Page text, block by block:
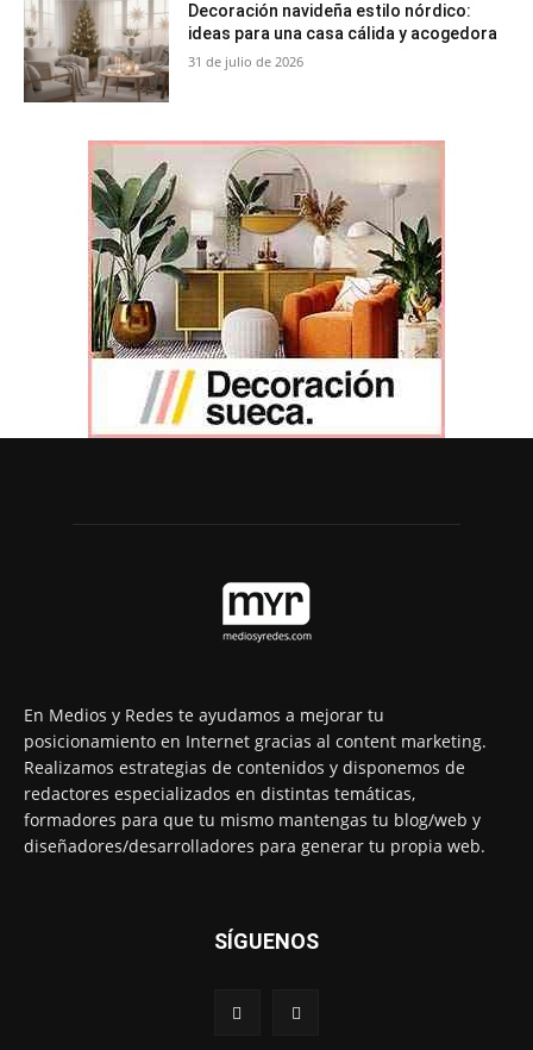
Decoración navideña estilo nórdico:
ideas para una casa cálida y acogedora
31 de julio de 2026
En Medios y Redes te ayudamos a mejorar tu
posicionamiento en Internet gracias al content marketing.
Realizamos estrategias de contenidos y disponemos de
redactores especializados en distintas temáticas,
formadores para que tu mismo mantengas tu blog/web y
diseñadores/desarrolladores para generar tu propia web.
SÍGUENOS